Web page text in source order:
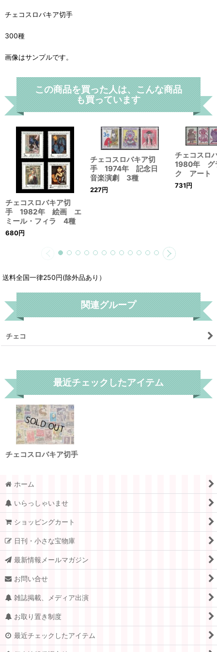
チェコスロバキア切手
300種
画像はサンプルです。
この商品を買った人は、こんな商品
も買っています
チェコスロバキア切
手 1982年 絵画 エ
ミール・フィラ 4種
680円
チェコスロバキア切
手 1974年 記念日
音楽演劇 3種
227円
チェコスロ
1980年 グ
ク アー
731円
送料全国一律250円(除外品あり）
関連グループ
チェコ
最近チェックしたアイテム
チェコスロバキア切手
ホーム
いらっしゃいませ
ショッピングカート
日刊・小さな宝物庫
最新情報メールマガジン
お問い合せ
雑誌掲載、メディア出演
お取り置き制度
最近チェックしたアイテム